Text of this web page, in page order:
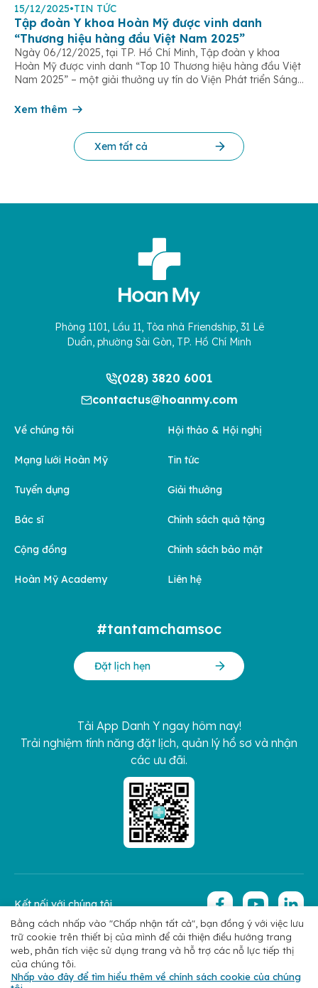
15/12/2025•TIN TỨC
Tập đoàn Y khoa Hoàn Mỹ được vinh danh
“Thương hiệu hàng đầu Việt Nam 2025”
Ngày 06/12/2025, tại TP. Hồ Chí Minh, Tập đoàn y khoa
Hoàn Mỹ được vinh danh “Top 10 Thương hiệu hàng đầu Việt
Nam 2025” – một giải thưởng uy tín do Viện Phát triển Sáng
cứu Phát triển Doanh nghiệp Châu Á […]
Xem thêm
Xem tất cả
Phòng 1101, Lầu 11, Tòa nhà Friendship, 31 Lê
Duẩn, phường Sài Gòn, TP. Hồ Chí Minh
(028) 3820 6001
contactus@hoanmy.com
Về chúng tôi
Mạng lưới Hoàn Mỹ
Tuyển dụng
Bác sĩ
Cộng đồng
Hoàn Mỹ Academy
Hội thảo & Hội nghị
Tin tức
Giải thưởng
Chính sách quà tặng
Chính sách bảo mật
Liên hệ
#tantamchamsoc
Đặt lịch hẹn
Tải App Danh Y ngay hôm nay!
Trải nghiệm tính năng đặt lịch, quản lý hồ sơ và nhận
các ưu đãi.
Chính sách bảo mật Copyright 2026 © Hoan My Corporation
Kết nối với chúng tôi
Bằng cách nhấp vào "Chấp nhận tất cả", bạn đồng ý với việc lưu
trữ cookie trên thiết bị của mình để cải thiện điều hướng trang
web, phân tích việc sử dụng trang và hỗ trợ các nỗ lực tiếp thị
của chúng tôi.
Nhấp vào đây để tìm hiểu thêm về chính sách cookie của chúng